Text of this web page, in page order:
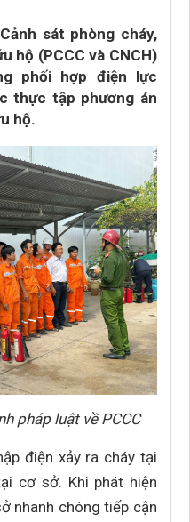
sát phòng cháy,
hộ (PCCC và CNCH)
phối hợp điện lực
thực tập phương án
hộ.
pháp luật về PCCC
điện xảy ra cháy tại
cơ sở. Khi phát hiện
nhanh chóng tiếp cận